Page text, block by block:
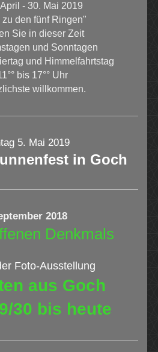
- 30. Mai 2019
zu den fünf Ringen"
Sie in dieser Zeit
und Sonntagen
und Himmelfahrtstag
bis 17°° Uhr
willkommen.
5. Mai 2019
in Goch
2018
Denkmals
Foto-Ausstellung
aus Goch
30 bis heute